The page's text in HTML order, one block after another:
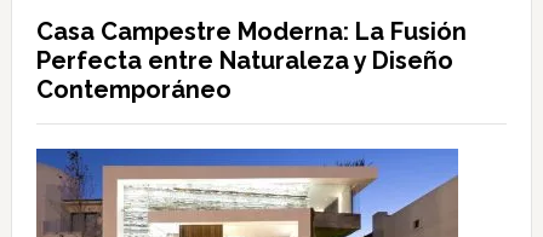
Casa Campestre Moderna: La Fusión
Perfecta entre Naturaleza y Diseño
Contemporáneo